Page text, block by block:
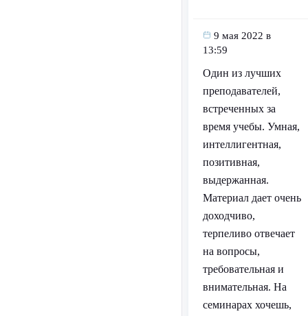
9 мая 2022 в
13:59
Один из лучших
преподавателей,
встреченных за
время учебы. Умная,
интеллигентная,
позитивная,
выдержанная.
Материал дает очень
доходчиво,
терпеливо отвечает
на вопросы,
требовательная и
внимательная. На
семинарах хочешь,